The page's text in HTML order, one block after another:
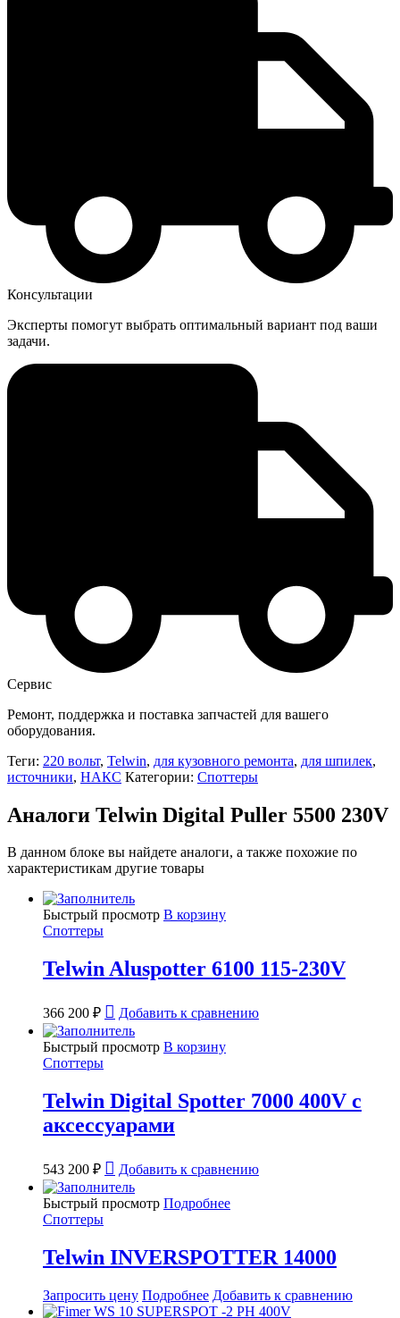
Консультации
Эксперты помогут выбрать оптимальный вариант под ваши
задачи.
Сервис
Ремонт, поддержка и поставка запчастей для вашего
оборудования.
Теги: 220 вольт, Telwin, для кузовного ремонта, для шпилек,
источники, НАКС Категории: Споттеры
Аналоги Telwin Digital Puller 5500 230V
В данном блоке вы найдете аналоги, а также похожие по
характеристикам другие товары
Быстрый просмотр В корзину
Споттеры
Telwin Aluspotter 6100 115-230V
366 200 ₽ Добавить к сравнению
Быстрый просмотр В корзину
Споттеры
Telwin Digital Spotter 7000 400V с
аксессуарами
543 200 ₽ Добавить к сравнению
Быстрый просмотр Подробнее
Споттеры
Telwin INVERSPOTTER 14000
Запросить цену Подробнее Добавить к сравнению